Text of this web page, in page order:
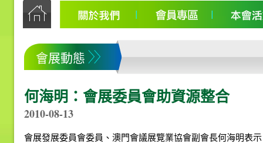
會展動態
何海明：會展委員會助資源整合
2010-08-13
會展發展委員會委員、澳門會議展覽業協會副會長何海明表